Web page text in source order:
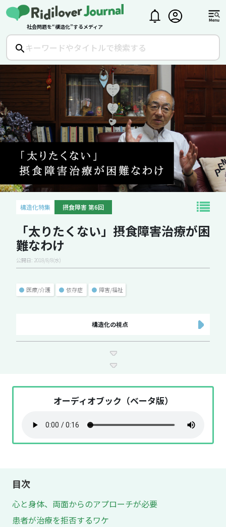
社会問題を“構造化”するメディア
構造化特集 摂食障害 第6回
「太りたくない」摂食障害治療が困
難なわけ
公開日: 2018/8/8(水)
● 医療/介護 ● 依存症 ● 障害/福祉
構造化の視点
オーディオブック（ベータ版）
目次
心と身体、両面からのアプローチが必要
患者が治療を拒否するワケ